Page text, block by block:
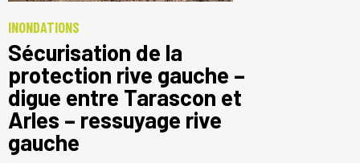
INONDATIONS
Sécurisation de la
protection rive gauche –
digue entre Tarascon et
Arles – ressuyage rive
gauche